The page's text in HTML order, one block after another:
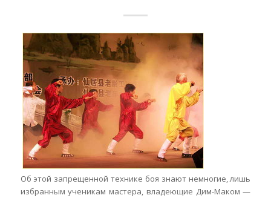
Об этой запрещенной технике боя знают немногие, лишь
избранным ученикам мастера, владеющие Дим-Маком —